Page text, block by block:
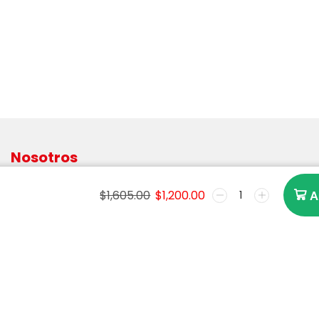
$1,605.00 $1,200.00
Nosotros